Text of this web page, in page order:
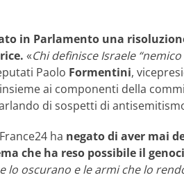
in Parlamento una
«Chi definisce Israele
Paolo Formentini,
ai componenti della
di sospetti di
ha negato di aver mai
che ha reso possibile il
oscurano e le armi che lo